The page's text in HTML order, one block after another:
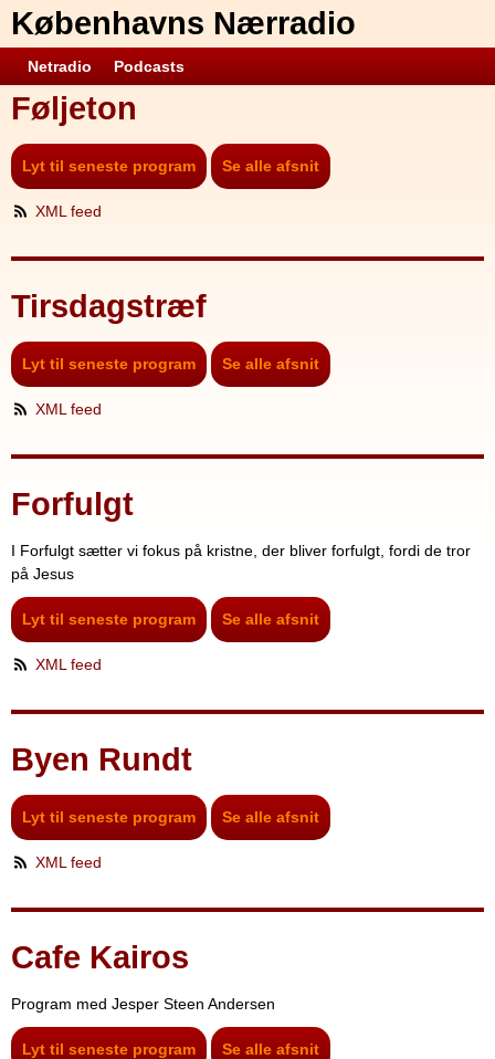
Københavns Nærradio
Netradio Podcasts
Føljeton
Lyt til seneste program Se alle afsnit
XML feed
Tirsdagstræf
Lyt til seneste program Se alle afsnit
XML feed
Forfulgt
I Forfulgt sætter vi fokus på kristne, der bliver forfulgt, fordi de tror
på Jesus
Lyt til seneste program Se alle afsnit
XML feed
Byen Rundt
Lyt til seneste program Se alle afsnit
XML feed
Cafe Kairos
Program med Jesper Steen Andersen
Lyt til seneste program Se alle afsnit